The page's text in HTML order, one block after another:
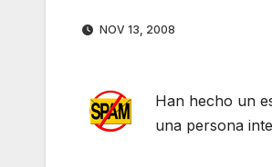
NOV 13, 2008
Han hecho un
una persona